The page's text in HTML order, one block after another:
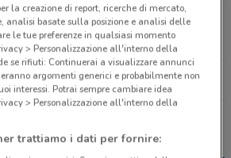
A Firenze
Tutti i negozi GBC
vicinanze
la creazione di report, ricerche di mercato,
analisi basate sulla posizione e analisi delle
le tue preferenze in qualsiasi momento
> Personalizzazione all'interno della
se rifiuti: Continuerai a visualizzare annunci
argomenti generici e probabilmente non
interessi. Potrai sempre cambiare idea
> Personalizzazione all'interno della
trattiamo i dati per fornire: